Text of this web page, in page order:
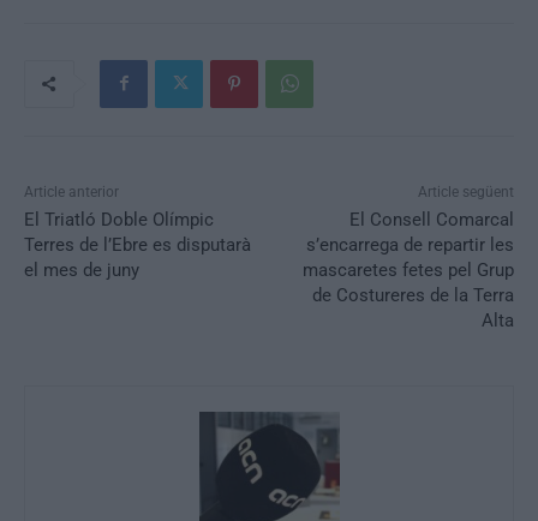
Article anterior
El Triatló Doble Olímpic
Terres de l’Ebre es disputarà
el mes de juny
Article següent
El Consell Comarcal
s’encarrega de repartir les
mascaretes fetes pel Grup
de Costureres de la Terra
Alta